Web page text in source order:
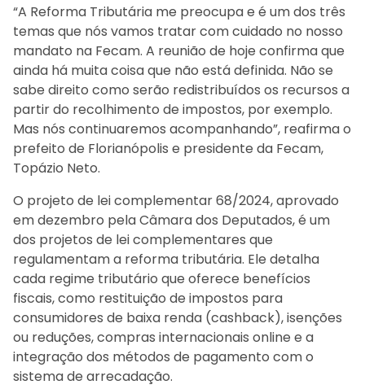
“A Reforma Tributária me preocupa e é um dos três
temas que nós vamos tratar com cuidado no nosso
mandato na Fecam. A reunião de hoje confirma que
ainda há muita coisa que não está definida. Não se
sabe direito como serão redistribuídos os recursos a
partir do recolhimento de impostos, por exemplo.
Mas nós continuaremos acompanhando”, reafirma o
prefeito de Florianópolis e presidente da Fecam,
Topázio Neto.
O projeto de lei complementar 68/2024, aprovado
em dezembro pela Câmara dos Deputados, é um
dos projetos de lei complementares que
regulamentam a reforma tributária. Ele detalha
cada regime tributário que oferece benefícios
fiscais, como restituição de impostos para
consumidores de baixa renda (cashback), isenções
ou reduções, compras internacionais online e a
integração dos métodos de pagamento com o
sistema de arrecadação.